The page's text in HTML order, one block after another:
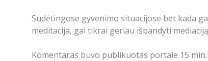
Sudėtingose gyvenimo situacijose bet kada
meditacija, gal tikrai geriau išbandyti
Komentaras buvo publikuotas portale 15